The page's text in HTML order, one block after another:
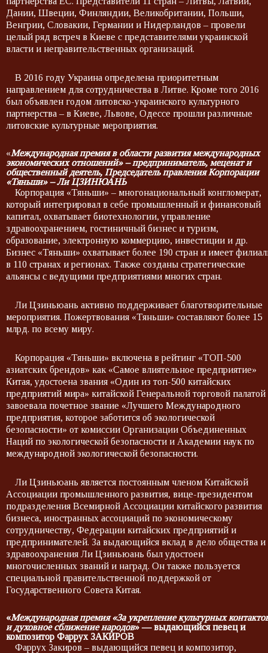
Дании, Швеции, Финляндии, Великобритании, Польши,
Венгрии, Словакии, Германии и Нидерландов – провели
целый ряд встреч в Киеве с представителями украинской
власти и неправительственных организаций.
В 2016 году Украина определена приоритетным
направлением для сотрудничества в Литве. Кроме того 2016
был объявлен годом литовско-украинского культурного
партнерства – в Киеве, Львове, Одессе прошли различные
литовские культурные мероприятия.
«Международная премия в области развития международных
экономических отношений» – предприниматель, меценат и
общественный деятель, Председатель правления Корпорации
«Тяньши» – Ли ЦЗИНЮАНЬ
Корпорация «Тяньши» – многонациональный конгломерат,
который интегрировал в себе промышленный и финансовый
капитал, охватывает биотехнологии, управление
здравоохранением, гостиничный бизнес и туризм,
образование, электронную коммерцию, инвестиции и др.
Бизнес «Тяньши» охватывает более 190 стран и имеет
в 110 странах и регионах. Также созданы стратегические
альянсы с ведущими предприятиями многих стран.
Ли Цзиньюань активно поддерживает благотворительные
мероприятия. Пожертвования «Тяньши» составляют более 15
млрд. по всему миру.
Корпорация «Тяньши» включена в рейтинг «ТОП-500
азиатских брендов» как «Самое влиятельное предприятие»
Китая, удостоена звания «Один из топ-500 китайских
предприятий мира» китайской Генеральной торговой палатой
завоевала почетное звание «Лучшего Международного
предприятия, которое заботится об экологической
безопасности» от комиссии Организации Объединенных
Наций по экологической безопасности и Академии наук по
международной экологической безопасности.
Ли Цзиньюань является постоянным членом Китайской
Ассоциации промышленного развития, вице-президентом
подразделения Всемирной Ассоциации китайского развития
бизнеса, иностранных ассоциаций по экономическому
сотрудничеству, Федерации китайских предприятий и
предпринимателей. За выдающийся вклад в дело общества и
здравоохранения Ли Цзиньюань был удостоен
многочисленных званий и наград. Он также пользуется
специальной правительственной поддержкой от
Государственного Совета Китая.
«Международная премия «За укрепление культурных
и духовное сближение народов» — выдающийся певец и
композитор Фаррух ЗАКИРОВ
Фаррух Закиров – выдающийся певец и композитор,